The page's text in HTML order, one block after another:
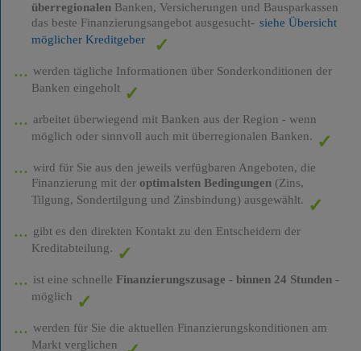
überregionalenBanken, Versicherungen und Bausparkassen
das beste Finanzierungsangebot ausgesucht- siehe Übersicht
möglicher Kreditgeber
werden tägliche Informationen über Sonderkonditionen der
Banken eingeholt
arbeitet überwiegend mit Banken aus der Region - wenn
möglich oder sinnvoll auch mit überregionalen Banken.
wird für Sie aus den jeweils verfügbaren Angeboten, die
Finanzierung mit der optimalsten Bedingungen(Zins,
Tilgung, Sondertilgung und Zinsbindung) ausgewählt.
gibt es den direkten Kontakt zu den Entscheidern der
Kreditabteilung.
ist eine schnelle Finanzierungszusage - binnen 24 Stunden-
möglich
werden für Sie die aktuellen Finanzierungskonditionen am
Markt verglichen